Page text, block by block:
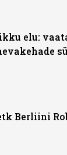
elu:
Berliini